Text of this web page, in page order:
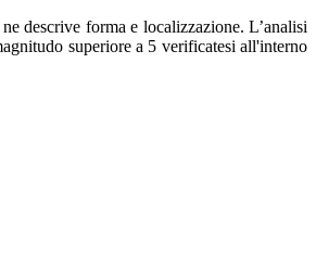
descrive forma e localizzazione. L’analisi
superiore a 5 verificatesi all'interno